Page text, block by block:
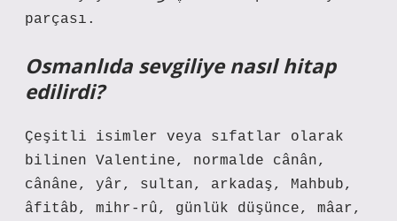
parçası.
Osmanlıda sevgiliye nasıl hitap
edilirdi?
Çeşitli isimler veya sıfatlar olarak
bilinen Valentine, normalde cânân,
cânâne, yâr, sultan, arkadaş, Mahbub,
âfitâb, mihr-rû, günlük düşünce, mâar,